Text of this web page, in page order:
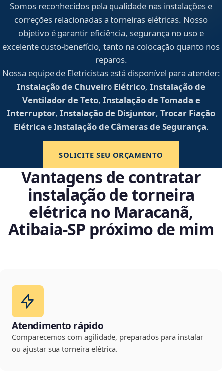
Somos reconhecidos pela qualidade nas instalações e
correções relacionadas a torneiras elétricas. Nosso
objetivo é garantir eficiência, segurança no uso e
excelente custo-benefício, tanto na colocação quanto nos
reparos.
Nossa equipe de Eletricistas está disponível para atender:
Instalação de Chuveiro Elétrico, Instalação de
Ventilador de Teto, Instalação de Tomada e
Interruptor, Instalação de Disjuntor, Trocar Fiação
Elétrica eInstalação de Câmeras de Segurança.
SOLICITE SEU ORÇAMENTO
Vantagens de contratar
instalação de torneira
elétrica no Maracanã,
Atibaia‑SP próximo de mim
Atendimento rápido
Comparecemos com agilidade, preparados para instalar
ou ajustar sua torneira elétrica.